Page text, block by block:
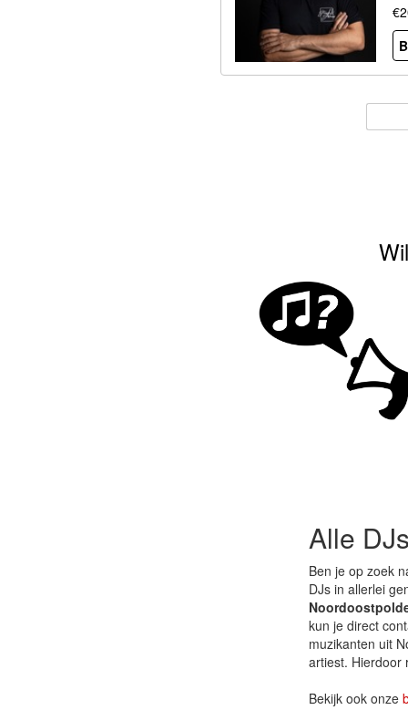
Alle
Ben je op zoek
DJs in allerlei
kun je direct
muzikanten uit
artiest. Hierdoor
Bekijk ook onze